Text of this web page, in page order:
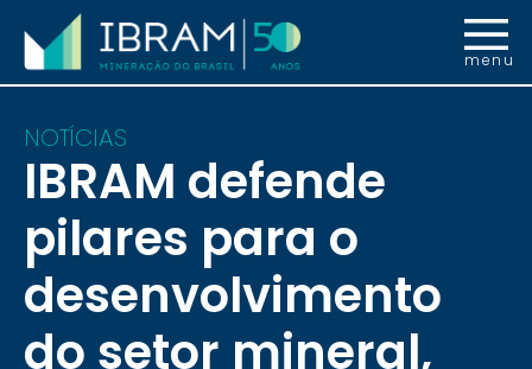
menu
NOTÍCIAS
IBRAM defende
pilares para o
desenvolvimento
do setor mineral,